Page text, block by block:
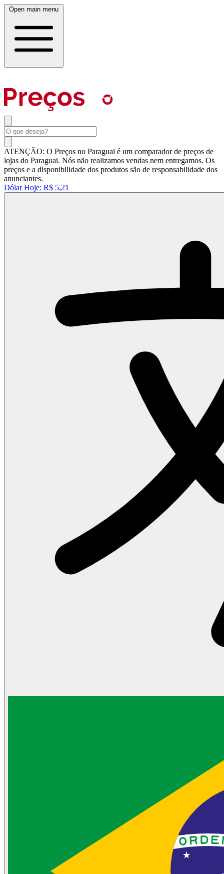
Open main menu
ATENÇÃO: O Preços no Paraguai é um comparador de preços de
lojas do Paraguai. Nós não realizamos vendas nem entregamos. Os
preços e a disponibilidade dos produtos são de responsabilidade dos
anunciantes.
Dólar Hoje: R$ 5,21